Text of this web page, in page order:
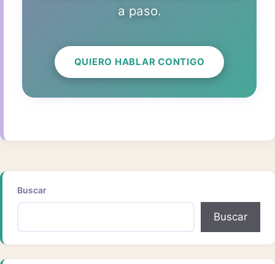
a paso.
QUIERO HABLAR CONTIGO
Buscar
Buscar